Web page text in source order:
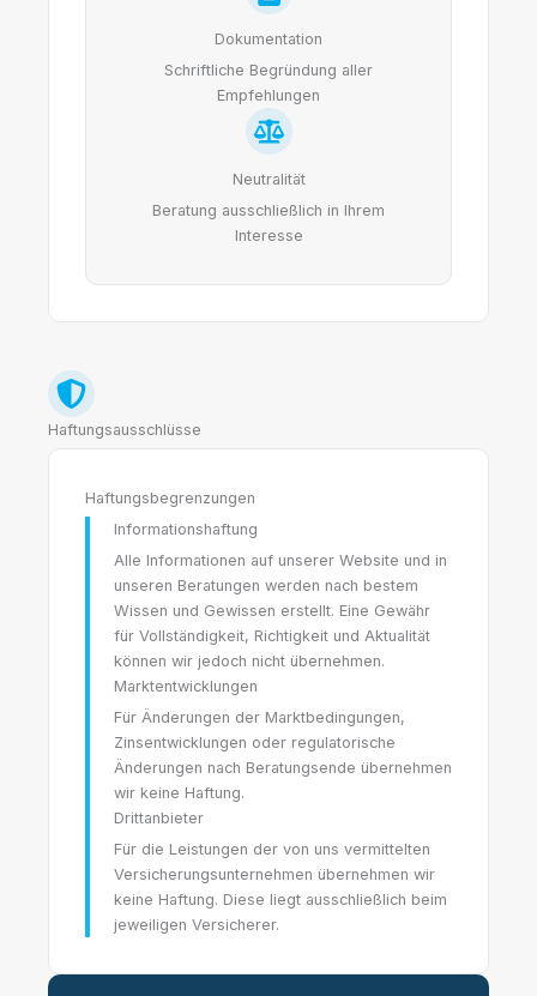
Dokumentation
Schriftliche Begründung aller
Empfehlungen
Neutralität
Beratung ausschließlich in Ihrem
Interesse
Haftungsausschlüsse
Haftungsbegrenzungen
Informationshaftung
Alle Informationen auf unserer Website und in
unseren Beratungen werden nach bestem
Wissen und Gewissen erstellt. Eine Gewähr
für Vollständigkeit, Richtigkeit und Aktualität
können wir jedoch nicht übernehmen.
Marktentwicklungen
Für Änderungen der Marktbedingungen,
Zinsentwicklungen oder regulatorische
Änderungen nach Beratungsende übernehmen
wir keine Haftung.
Drittanbieter
Für die Leistungen der von uns vermittelten
Versicherungsunternehmen übernehmen wir
keine Haftung. Diese liegt ausschließlich beim
jeweiligen Versicherer.